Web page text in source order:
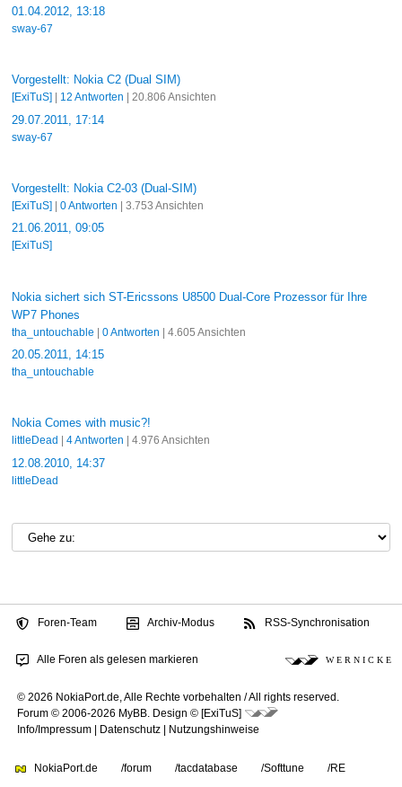
01.04.2012, 13:18
sway-67
Vorgestellt: Nokia C2 (Dual SIM)
[ExiTuS] 12 Antworten | 20.806 Ansichten
29.07.2011, 17:14
sway-67
Vorgestellt: Nokia C2-03 (Dual-SIM)
[ExiTuS] 0 Antworten | 3.753 Ansichten
21.06.2011, 09:05
[ExiTuS]
Nokia sichert sich ST-Ericssons U8500 Dual-Core Prozessor für Ihre
WP7 Phones
tha_untouchable 0 Antworten | 4.605 Ansichten
20.05.2011, 14:15
tha_untouchable
Nokia Comes with music?!
littleDead 4 Antworten | 4.976 Ansichten
12.08.2010, 14:37
littleDead
Foren-Team Archiv-Modus RSS-Synchronisation
Alle Foren als gelesen markieren W E R N I C K E
© 2026 NokiaPort.de,Alle Rechte vorbehalten /All rights reserved.
Forum © 2006-2026 MyBB. Design © [ExiTuS]
Info/Impressum
Datenschutz Nutzungshinweise
NokiaPort.de /forum /tacdatabase /Softtune /RE